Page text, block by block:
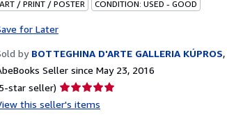
ART / PRINT / POSTER CONDITION: USED - GOOD
for Later
by BOTTEGHINA D'ARTE GALLERIA KÚPROS,
Seller since May 23, 2016
star seller) Seller
rating
this seller's items